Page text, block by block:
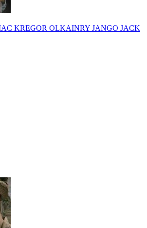
KREGOR OLKAINRY JANGO JACK